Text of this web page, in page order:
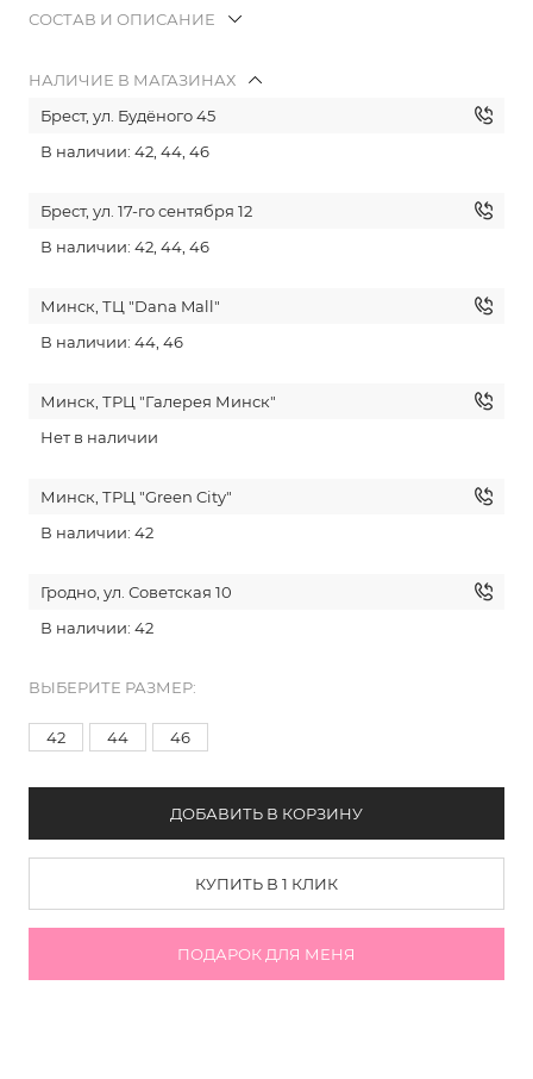
СОСТАВ И ОПИСАНИЕ
НАЛИЧИЕ В МАГАЗИНАХ
Брест, ул. Будёного 45
В наличии: 42, 44, 46
Брест, ул. 17-го сентября 12
В наличии: 42, 44, 46
Минск, ТЦ "Dana Mall"
В наличии: 44, 46
Минск, ТРЦ "Галерея Минск"
Нет в наличии
Минск, ТРЦ "Green City"
В наличии: 42
Гродно, ул. Советская 10
В наличии: 42
ВЫБЕРИТЕ РАЗМЕР:
42 44 46
ДОБАВИТЬ В КОРЗИНУ
КУПИТЬ В 1 КЛИК
ПОДАРОК ДЛЯ МЕНЯ